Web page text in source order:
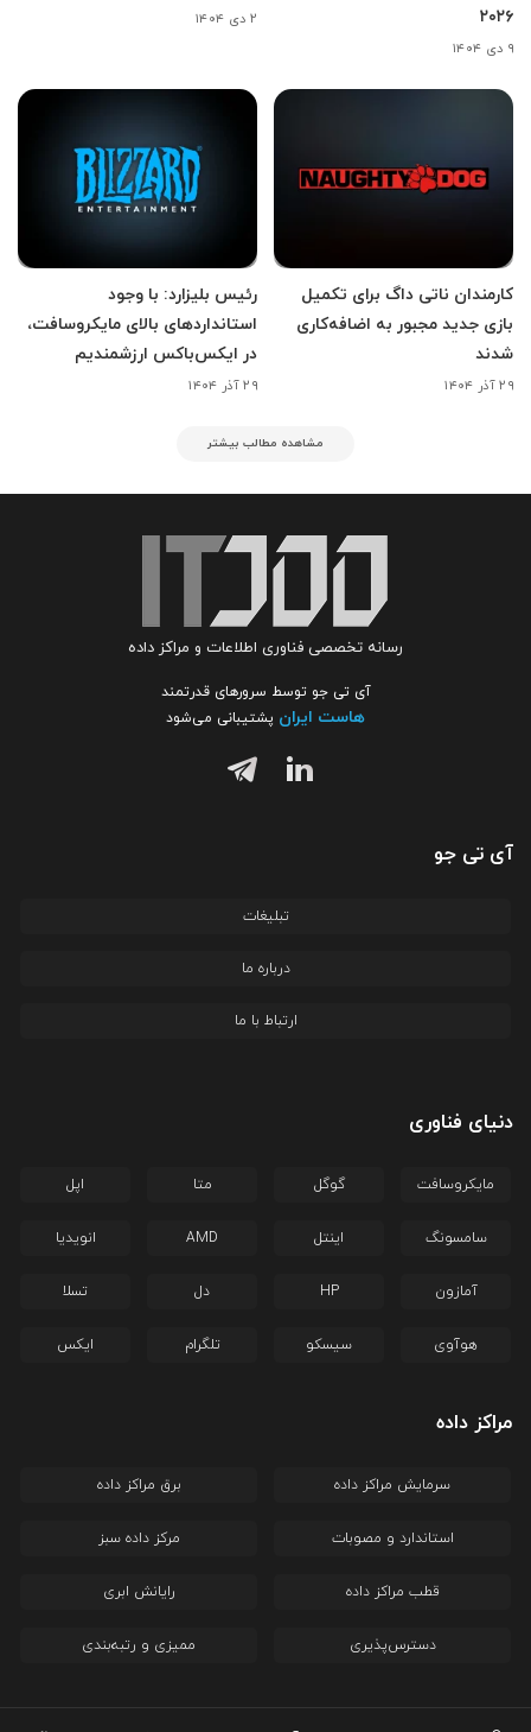
۲۰۲۶
۹ دی ۱۴۰۴
۲ دی ۱۴۰۴
کارمندان ناتی داگ برای تکمیل
بازی جدید مجبور به اضافه‌کاری
شدند
۲۹ آذر ۱۴۰۴
رئیس بلیزارد: با وجود
استانداردهای بالای مایکروسافت،
در ایکس‌باکس ارزشمندیم
۲۹ آذر ۱۴۰۴
مشاهده مطالب بیشتر
رسانه تخصصی فناوری اطلاعات و مراکز داده
آی تی جو توسط سرورهای قدرتمند
هاست ایران پشتیبانی می‌شود
آی تی جو
تبلیغات
درباره ما
ارتباط با ما
دنیای فناوری
مایکروسافت گوگل متا اپل
سامسونگ اینتل AMD انویدیا
آمازون HP دل تسلا
هوآوی سیسکو تلگرام ایکس
مراکز داده
سرمایش مراکز داده برق مراکز داده
استاندارد و مصوبات مرکز داده سبز
قطب مراکز داده رایانش ابری
دسترس‌پذیری ممیزی و رتبه‌بندی